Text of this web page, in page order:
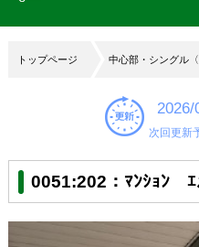
トップページ 中心部・シングル〈
2026/
次回更新
0051:202：ﾏﾝｼｮﾝ ｴ